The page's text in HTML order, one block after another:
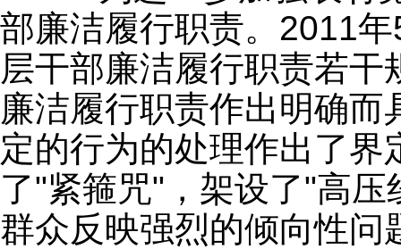
部廉洁履行职责。2011
层干部廉洁履行职责若
廉洁履行职责作出明确
定的行为的处理作出了
了"紧箍咒"，架设了"高
群众反映强烈的倾向性问